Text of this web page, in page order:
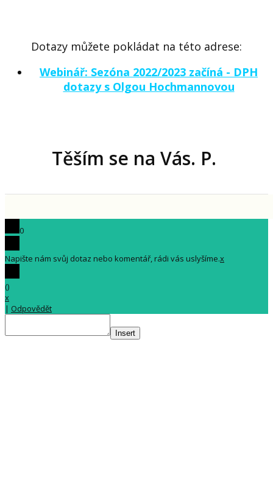
Dotazy můžete pokládat na této adrese:
Webinář: Sezóna 2022/2023 začíná - DPH
dotazy s Olgou Hochmannovou
Těším se na Vás. P.
0
Napište nám svůj dotaz nebo komentář, rádi vás uslyšíme.x
()
x
| Odpovědět
Insert